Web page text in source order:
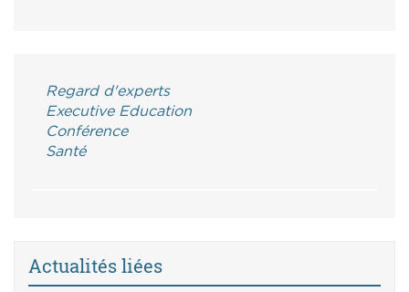
Regard d'experts
Executive Education
Conférence
Santé
Actualités liées